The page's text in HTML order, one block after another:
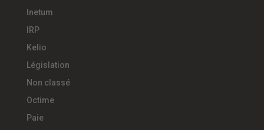
Inetum
IRP
Kelio
Législation
Non classé
Octime
Paie